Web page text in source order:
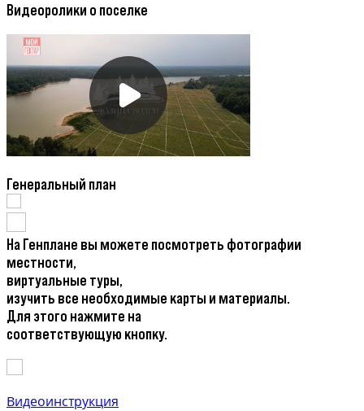
Видеоролики о поселке
Генеральный план
На Генплане вы можете посмотреть фотографии
местности,
виртуальные туры,
изучить все необходимые карты и материалы.
Для этого нажмите на
соответствующую кнопку.
Видеоинструкция